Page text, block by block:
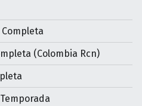
(Colombia Rcn)